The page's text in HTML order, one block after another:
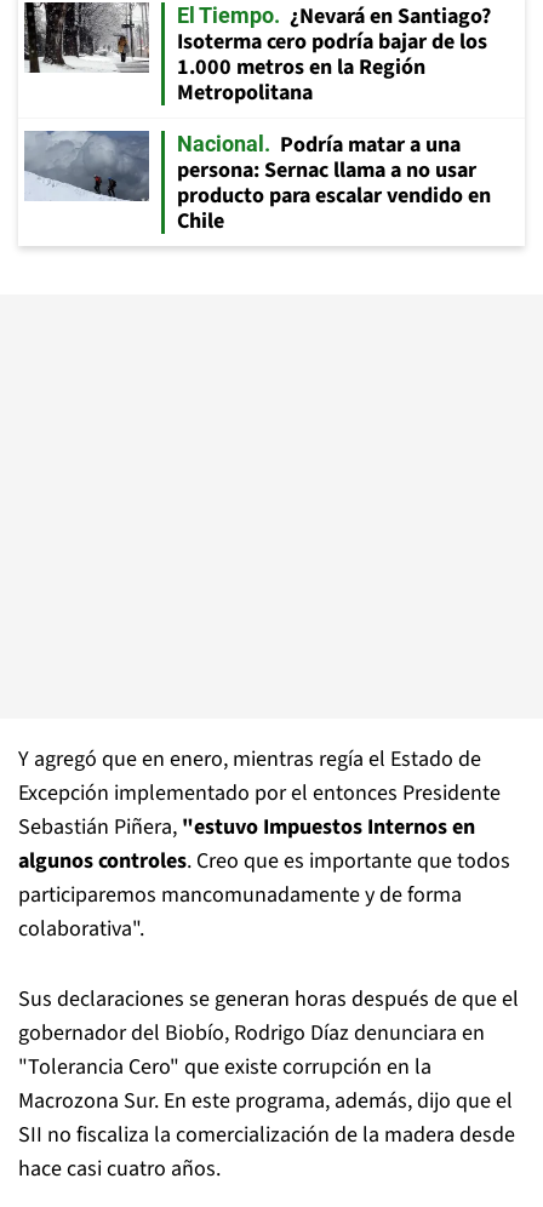
El Tiempo
¿Nevará en Santiago?
Isoterma cero podría bajar de los
1.000 metros en la Región
Metropolitana
Nacional
Podría matar a una
persona: Sernac llama a no usar
producto para escalar vendido en
Chile
Y agregó que en enero, mientras regía el Estado de
Excepción implementado por el entonces Presidente
Sebastián Piñera, "estuvo Impuestos Internos en
algunos controles. Creo que es importante que todos
participaremos mancomunadamente y de forma
colaborativa".
Sus declaraciones se generan horas después de que el
gobernador del Biobío, Rodrigo Díaz denunciara en
"Tolerancia Cero" que existe corrupción en la
Macrozona Sur. En este programa, además, dijo que el
SII no fiscaliza la comercialización de la madera desde
hace casi cuatro años.